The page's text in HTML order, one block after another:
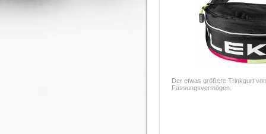
Der etwas größere Trinkgurt
Fassungsvermögen.